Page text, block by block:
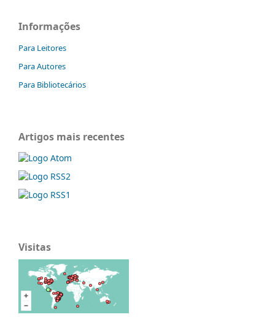
Informações
Para Leitores
Para Autores
Para Bibliotecários
Artigos mais recentes
Visitas